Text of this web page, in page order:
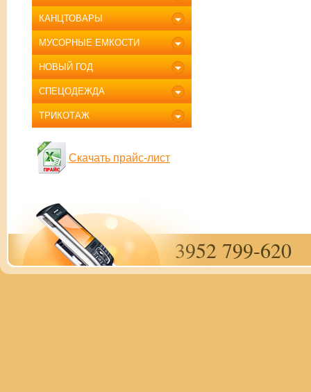
КАНЦТОВАРЫ
МУСОРНЫЕ ЕМКОСТИ
НОВЫЙ ГОД
СПЕЦОДЕЖДА
ТРИКОТАЖ
Скачать прайс-лист
3952 799-620